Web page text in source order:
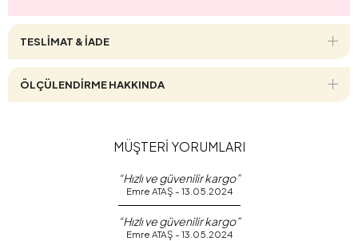
TESLİMAT & İADE
ÖLÇÜLENDİRME HAKKINDA
MÜŞTERİ YORUMLARI
“Hızlı ve güvenilir kargo”
Emre ATAŞ - 13.05.2024
“Hızlı ve güvenilir kargo”
Emre ATAŞ - 13.05.2024